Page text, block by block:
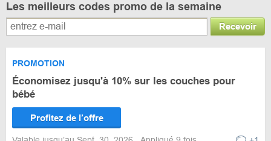
Les meilleurs codes promo de la semaine
Recevoir
PROMOTION
Économisez jusqu'à 10% sur les couches pour
bébé
Profitez de l’offre